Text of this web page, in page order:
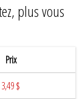
plus vous
Prix
3,49 $